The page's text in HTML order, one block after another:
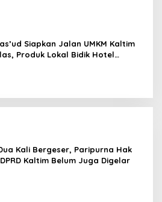
Siapkan Jalan UMKM Kaltim
Produk Lokal Bidik Hotel
Kali Bergeser, Paripurna Hak
Kaltim Belum Juga Digelar